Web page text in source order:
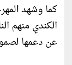
كما وشهد
الكندي منهم
عن دعمها